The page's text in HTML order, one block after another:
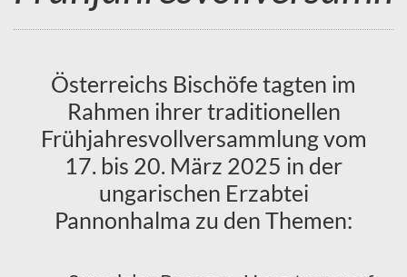
Österreichs Bischöfe tagten im
Rahmen ihrer traditionellen
Frühjahresvollversammlung vom
17. bis 20. März 2025 in der
ungarischen Erzabtei
Pannonhalma zu den Themen: